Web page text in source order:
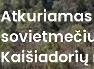
Kaišiadorių